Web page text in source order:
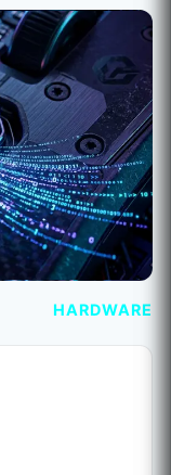
HARDWARE